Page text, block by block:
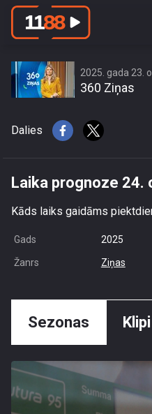
2025. gada 23.
360 Ziņas
Dalies
Laika prognoze 24.
Kāds laiks gaidāms
Gads 2025
Žanrs Ziņas
Sezonas Klipi